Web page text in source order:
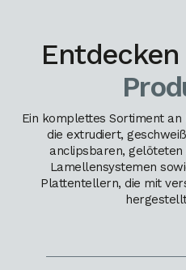
Ein komplettes Sortiment
die extrudiert,
anclipsbaren,
Lamellensystemen
Plattentellern, die mit